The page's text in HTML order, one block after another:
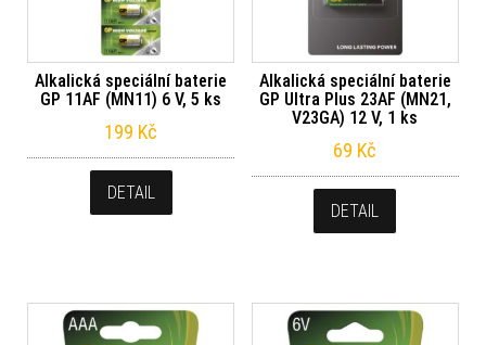
Alkalická speciální baterie
GP 11AF (MN11) 6 V, 5 ks
199 Kč
DETAIL
Alkalická speciální baterie
GP Ultra Plus 23AF (MN21,
V23GA) 12 V, 1 ks
69 Kč
DETAIL